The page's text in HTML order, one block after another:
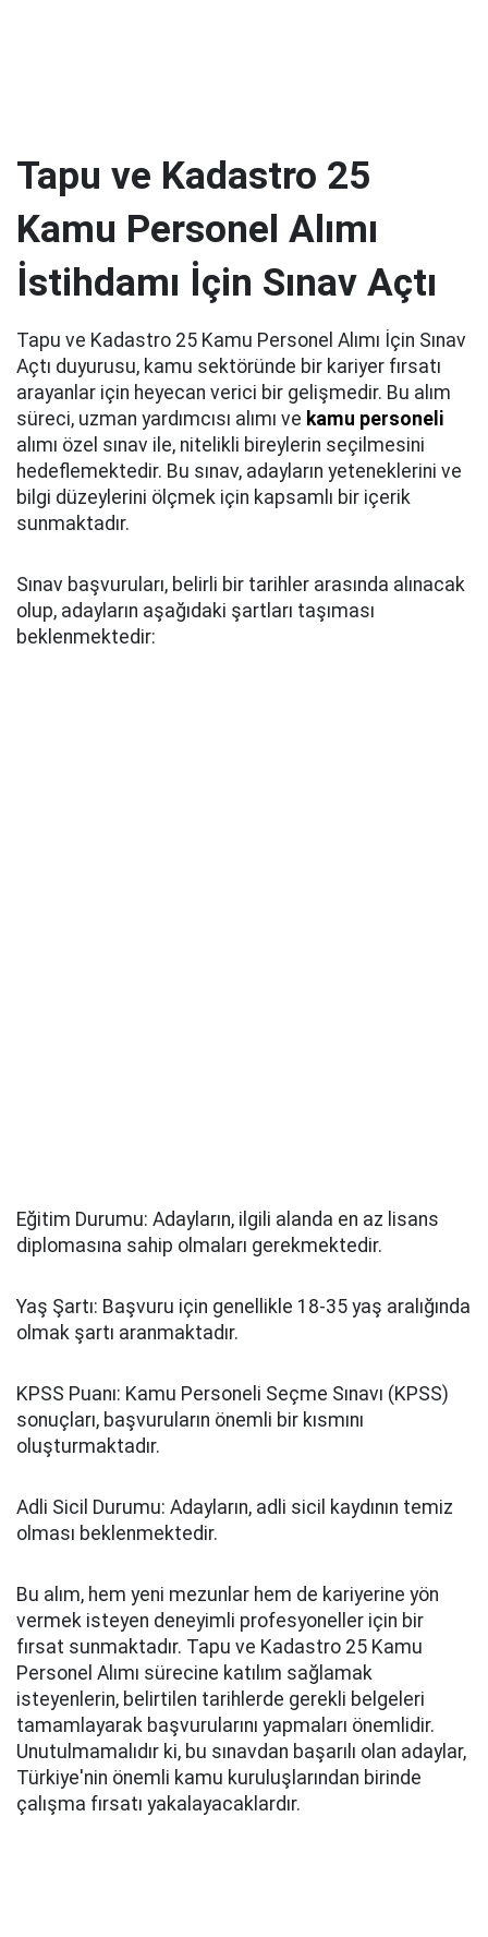
Tapu ve Kadastro 25
Kamu Personel Alımı
İstihdamı İçin Sınav Açtı
Tapu ve Kadastro 25 Kamu Personel Alımı İçin Sınav
Açtı duyurusu, kamu sektöründe bir kariyer fırsatı
arayanlar için heyecan verici bir gelişmedir. Bu alım
süreci, uzman yardımcısı alımı ve kamu personeli
alımı özel sınav ile, nitelikli bireylerin seçilmesini
hedeflemektedir. Bu sınav, adayların yeteneklerini ve
bilgi düzeylerini ölçmek için kapsamlı bir içerik
sunmaktadır.
Sınav başvuruları, belirli bir tarihler arasında alınacak
olup, adayların aşağıdaki şartları taşıması
beklenmektedir:
Eğitim Durumu: Adayların, ilgili alanda en az lisans
diplomasına sahip olmaları gerekmektedir.
Yaş Şartı: Başvuru için genellikle 18-35 yaş aralığında
olmak şartı aranmaktadır.
KPSS Puanı: Kamu Personeli Seçme Sınavı (KPSS)
sonuçları, başvuruların önemli bir kısmını
oluşturmaktadır.
Adli Sicil Durumu: Adayların, adli sicil kaydının temiz
olması beklenmektedir.
Bu alım, hem yeni mezunlar hem de kariyerine yön
vermek isteyen deneyimli profesyoneller için bir
fırsat sunmaktadır. Tapu ve Kadastro 25 Kamu
Personel Alımı sürecine katılım sağlamak
isteyenlerin, belirtilen tarihlerde gerekli belgeleri
tamamlayarak başvurularını yapmaları önemlidir.
Unutulmamalıdır ki, bu sınavdan başarılı olan adaylar,
Türkiye'nin önemli kamu kuruluşlarından birinde
çalışma fırsatı yakalayacaklardır.